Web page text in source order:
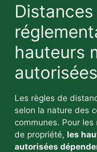
Distances
hauteurs
autorisées
Les règles de
selon la nature des
communes. Pour
de propriété, les
autorisées